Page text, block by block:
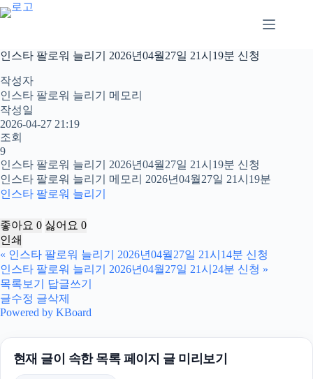
본
문
로
건
너
뛰
기
인스타 팔로워 늘리기 2026년04월27일 21시19분 신청
작성자
인스타 팔로워 늘리기 메모리
작성일
2026-04-27 21:19
조회
9
인스타 팔로워 늘리기 2026년04월27일 21시19분 신청
인스타 팔로워 늘리기 메모리 2026년04월27일 21시19분
인스타 팔로워 늘리기
좋아요 0 싫어요 0
인쇄
« 인스타 팔로워 늘리기 2026년04월27일 21시14분 신청
인스타 팔로워 늘리기 2026년04월27일 21시24분 신청 »
목록보기
답글쓰기
글수정 글삭제
Powered by KBoard
현재 글이 속한 목록 페이지 글 미리보기